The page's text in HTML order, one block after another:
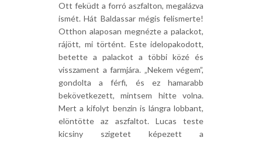
Ott feküdt a forró aszfalton, megalázva
ismét. Hát Baldassar mégis felismerte!
Otthon alaposan megnézte a palackot,
rájött, mi történt. Este idelopakodott,
betette a palackot a többi közé és
visszament a farmjára. „Nekem végem”,
gondolta a férfi, és ez hamarabb
bekövetkezett, mintsem hitte volna.
Mert a kifolyt benzin is lángra lobbant,
elöntötte az aszfaltot. Lucas teste
kicsiny szigetet képezett a